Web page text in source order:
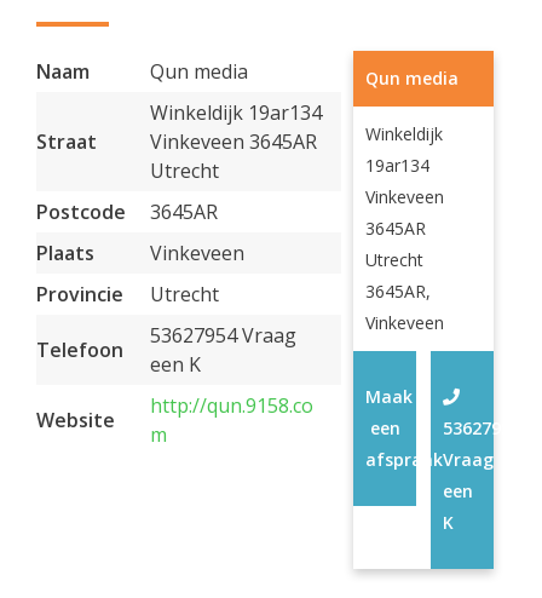
Naam Qun media
Straat
Winkeldijk 19ar134
Vinkeveen 3645AR
Utrecht
Postcode
3645AR
Plaats
Vinkeveen
Provincie
Utrecht
Telefoon
53627954 Vraag
een K
Website
http://qun.9158.co
m
Qun media
Winkeldijk
19ar134
Vinkeveen
3645AR
Utrecht
3645AR,
Vinkeveen
53627954
Vraag
een
K
Maak
een
afspraak